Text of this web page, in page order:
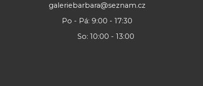
galeriebarbara@seznam.cz
Po - Pá: 9:00 - 17:30
So: 10:00 - 13:00